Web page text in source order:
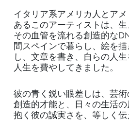
イタリア系アメリカ人とア
あるこのアーティストは、
その血管を流れる創造的な
間スペインで暮らし、絵を
し、文章を書き、自らの人生
人生を費やしてきました。
彼の青く鋭い眼差しは、芸
創造的才能と、日々の生活
抱く彼の誠実さを、等しく伝